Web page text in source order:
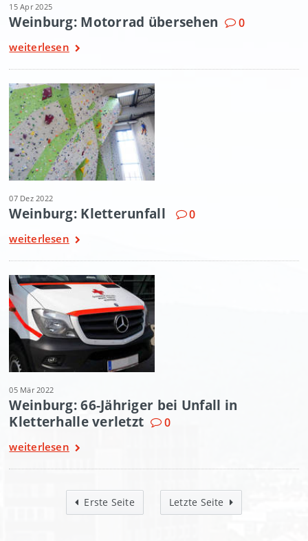
15 Apr 2025
Weinburg: Motorrad übersehen 0
weiterlesen
07 Dez 2022
Weinburg: Kletterunfall 0
weiterlesen
05 Mär 2022
Weinburg: 66-Jähriger bei Unfall in
Kletterhalle verletzt
0
weiterlesen
Erste Seite Letzte Seite